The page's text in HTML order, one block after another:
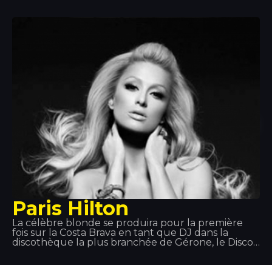
sa présence est toujours la bienvenue !
Paris Hilton
La célèbre blonde se produira pour la première
fois sur la Costa Brava en tant que DJ dans la
discothèque la plus branchée de Gérone, le Disco